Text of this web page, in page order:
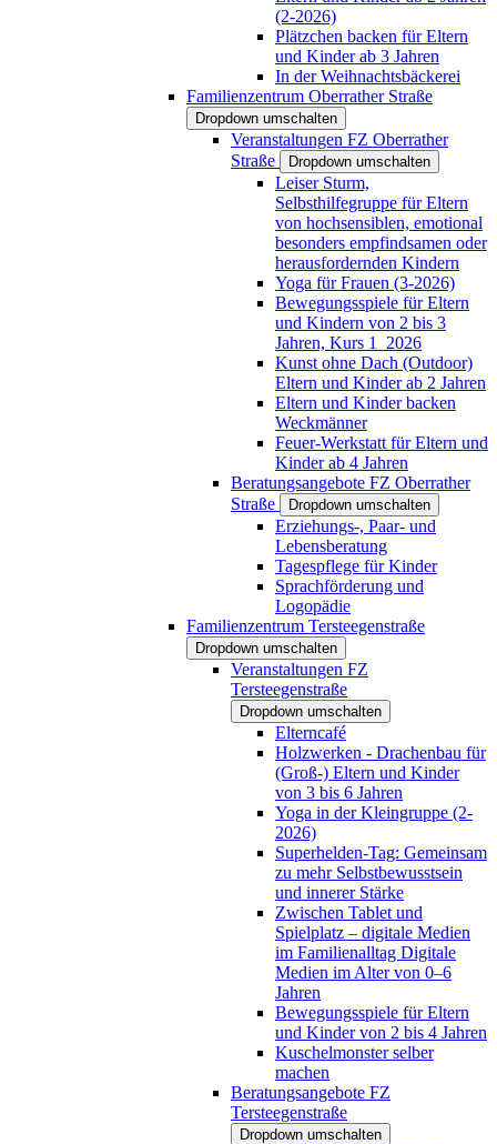
(2-2026)
Plätzchen backen für Eltern
und Kinder ab 3 Jahren
In der Weihnachtsbäckerei
Familienzentrum Oberrather Straße
Dropdown umschalten
Veranstaltungen FZ Oberrather
Straße
Dropdown umschalten
Leiser Sturm,
Selbsthilfegruppe für Eltern
von hochsensiblen, emotional
besonders empfindsamen oder
herausfordernden Kindern
Yoga für Frauen (3-2026)
Bewegungsspiele für Eltern
und Kindern von 2 bis 3
Jahren, Kurs 1_2026
Kunst ohne Dach (Outdoor)
Eltern und Kinder ab 2 Jahren
Eltern und Kinder backen
Weckmänner
Feuer-Werkstatt für Eltern und
Kinder ab 4 Jahren
Beratungsangebote FZ Oberrather
Straße
Dropdown umschalten
Erziehungs-, Paar- und
Lebensberatung
Tagespflege für Kinder
Sprachförderung und
Logopädie
Familienzentrum Tersteegenstraße
Dropdown umschalten
Veranstaltungen FZ
Tersteegenstraße
Dropdown umschalten
Elterncafé
Holzwerken - Drachenbau für
(Groß-) Eltern und Kinder
von 3 bis 6 Jahren
Yoga in der Kleingruppe (2-
2026)
Superhelden-Tag: Gemeinsam
zu mehr Selbstbewusstsein
und innerer Stärke
Zwischen Tablet und
Spielplatz – digitale Medien
im Familienalltag Digitale
Medien im Alter von 0–6
Jahren
Bewegungsspiele für Eltern
und Kinder von 2 bis 4 Jahren
Kuschelmonster selber
machen
Beratungsangebote FZ
Tersteegenstraße
Dropdown umschalten